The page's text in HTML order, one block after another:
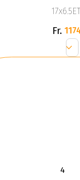
Fr.